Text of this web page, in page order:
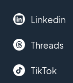
Linkedin
Threads
TikTok